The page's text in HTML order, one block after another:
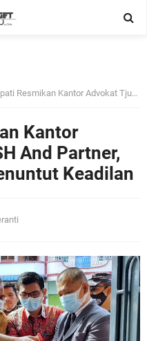
Kantor Advokat Tjuan An SH And Partner, Bela Masyarakat Penuntut Keadilan
Kantor
And Partner,
Keadilan